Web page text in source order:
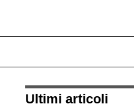
Ultimi articoli